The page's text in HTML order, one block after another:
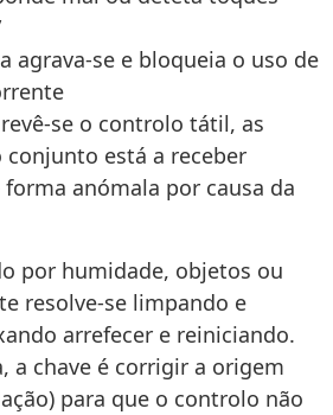
agrava-se e bloqueia o uso de
se o controlo tátil, as
conjunto está a receber
anómala por causa da
por humidade, objetos ou
resolve-se limpando e
arrefecer e reiniciando.
a chave é corrigir a origem
para que o controlo não